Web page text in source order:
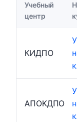
Учебный
центр
КИДПО
АПОКДПО